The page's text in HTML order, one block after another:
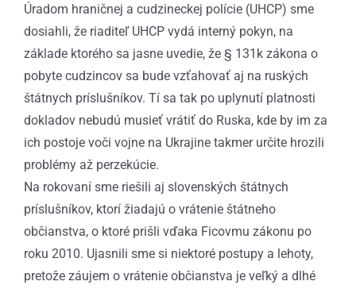
Úradom hraničnej a cudzineckej polície (UHCP) sme
dosiahli, že riaditeľ UHCP vydá interný pokyn, na
základe ktorého sa jasne uvedie, že § 131k zákona o
pobyte cudzincov sa bude vzťahovať aj na ruských
štátnych príslušníkov. Tí sa tak po uplynutí platnosti
dokladov nebudú musieť vrátiť do Ruska, kde by im za
ich postoje voči vojne na Ukrajine takmer určite hrozili
problémy až perzekúcie.
Na rokovaní sme riešili aj slovenských štátnych
príslušníkov, ktorí žiadajú o vrátenie štátneho
občianstva, o ktoré prišli vďaka Ficovmu zákonu po
roku 2010. Ujasnili sme si niektoré postupy a lehoty,
pretože záujem o vrátenie občianstva je veľký a dlhé